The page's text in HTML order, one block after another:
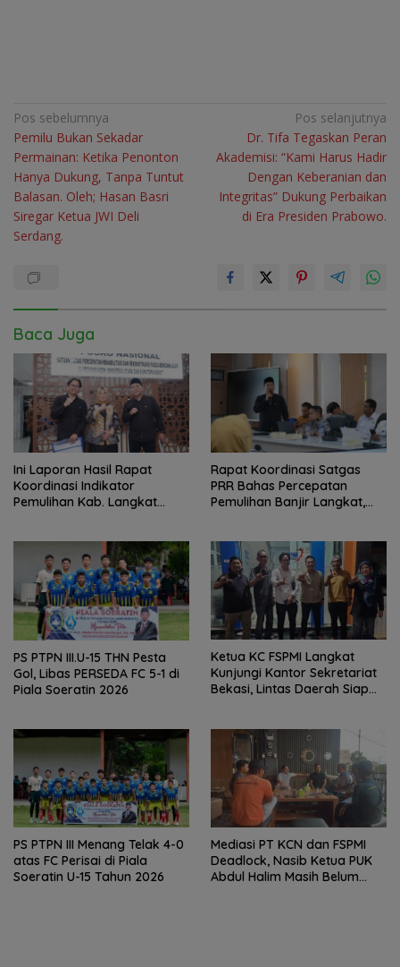
Navigasi
pos
Pos sebelumnya
Pemilu Bukan Sekadar
Permainan: Ketika Penonton
Hanya Dukung, Tanpa Tuntut
Balasan. Oleh; Hasan Basri
Siregar Ketua JWI Deli
Serdang.
Pos selanjutnya
Dr. Tifa Tegaskan Peran
Akademisi: “Kami Harus Hadir
Dengan Keberanian dan
Integritas” Dukung Perbaikan
di Era Presiden Prabowo.
Baca Juga
Ini Laporan Hasil Rapat
Koordinasi Indikator
Pemulihan Kab. Langkat
Rapat Koordinasi Satgas
PRR Bahas Percepatan
Pemulihan Banjir Langkat,
PS PTPN III.U-15 THN Pesta
Gol, Libas PERSEDA FC 5-1 di
Piala Soeratin 2026
Ketua KC FSPMI Langkat
Kunjungi Kantor Sekretariat
Bekasi, Lintas Daerah Siap
PS PTPN III Menang Telak 4-0
atas FC Perisai di Piala
Soeratin U-15 Tahun 2026
Mediasi PT KCN dan FSPMI
Deadlock, Nasib Ketua PUK
Abdul Halim Masih Belum